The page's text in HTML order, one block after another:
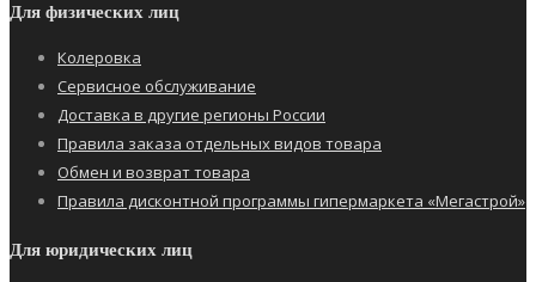
Для физических лиц
Колеровка
Сервисное обслуживание
Доставка в другие регионы России
Правила заказа отдельных видов товара
Обмен и возврат товара
Правила дисконтной программы гипермаркета «Мегастрой»
Для юридических лиц